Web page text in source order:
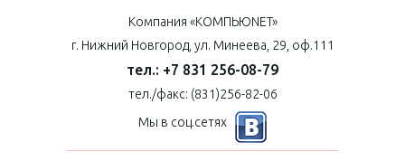
Компания «КОМПЬЮNET»
г. Нижний Новгород, ул. Минеева, 29, оф.111
тел.: +7 831 256-08-79
тел./факс: (831)256-82-06
Мы в соц.сетях